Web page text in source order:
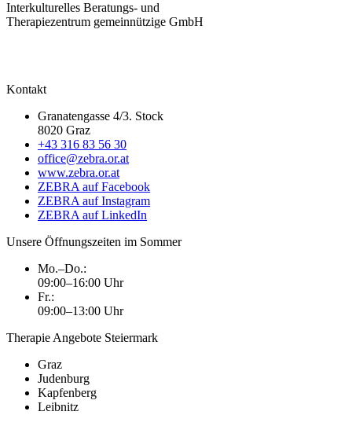
Interkulturelles Beratungs- und
Therapiezentrum gemeinnützige GmbH
Kontakt
Granatengasse 4/3. Stock
8020 Graz
+43 316 83 56 30
office@zebra.or.at
www.zebra.or.at
ZEBRA auf Facebook
ZEBRA auf Instagram
ZEBRA auf LinkedIn
Unsere Öffnungszeiten im Sommer
Mo.–Do.:
09:00–16:00 Uhr
Fr.:
09:00–13:00 Uhr
Therapie Angebote Steiermark
Graz
Judenburg
Kapfenberg
Leibnitz